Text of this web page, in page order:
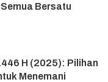
Bersatu
H (2025): Pilihan
Menemani